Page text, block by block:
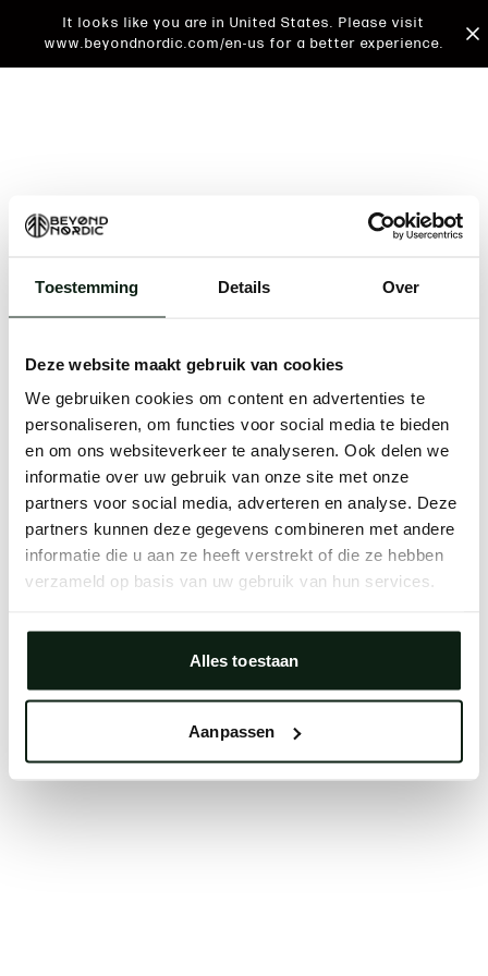
Toestemming Details Over
Deze website maakt gebruik van cookies
We gebruiken cookies om content en advertenties te
personaliseren, om functies voor social media te bieden
en om ons websiteverkeer te analyseren. Ook delen we
informatie over uw gebruik van onze site met onze
partners voor social media, adverteren en analyse. Deze
partners kunnen deze gegevens combineren met andere
informatie die u aan ze heeft verstrekt of die ze hebben
verzameld op basis van uw gebruik van hun services.
Alles toestaan
Aanpassen
It looks like you are in United States. Please visit
www.beyondnordic.com/en-us for a better experience.
An unknown error has occurred. An error report has
issue will be investigated.
Click the button below to refresh the website. If the
issue persists, either try waiting a moment or
reopening your browser.
Clearing your browser cache may also help in some
cases.
We apologize for the inconvenience.